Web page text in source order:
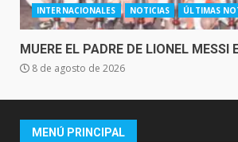
INTERNACIONALES NOTICIAS ÚLTIMAS
MUERE EL PADRE DE LIONEL MESSI
8 de agosto de 2026
MENÚ PRINCIPAL